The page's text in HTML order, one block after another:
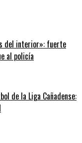
del interior»: fuerte
al policía
de la Liga Cañadense: